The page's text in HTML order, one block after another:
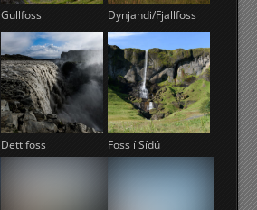
Gullfoss Dynjandi/Fjallfoss
Dettifoss Foss í Sídú